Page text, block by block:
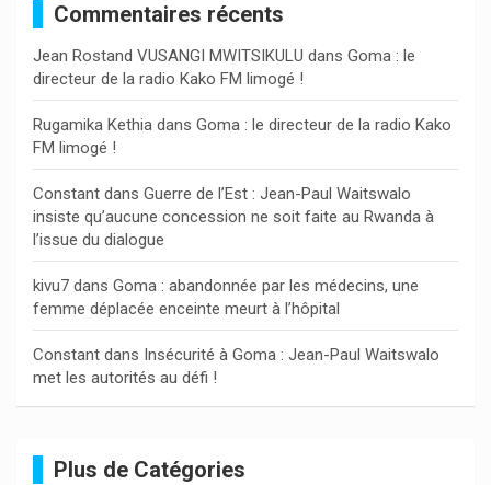
h
e
r
Commentaires récents
Jean Rostand VUSANGI MWITSIKULU dans Goma : le
directeur de la radio Kako FM limogé !
Rugamika Kethia dans Goma : le directeur de la radio Kako
FM limogé !
Constant dans Guerre de l’Est : Jean-Paul Waitswalo
insiste qu’aucune concession ne soit faite au Rwanda à
l’issue du dialogue
kivu7 dans Goma : abandonnée par les médecins, une
femme déplacée enceinte meurt à l’hôpital
Constant dans Insécurité à Goma : Jean-Paul Waitswalo
met les autorités au défi !
Plus de Catégories